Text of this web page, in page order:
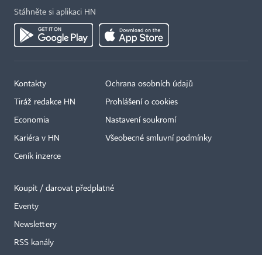
Stáhněte si aplikaci HN
Kontakty
Tiráž redakce HN
Economia
Kariéra v HN
Ceník inzerce
Ochrana osobních údajů
Prohlášení o cookies
Nastavení soukromí
Všeobecné smluvní podmínky
Koupit / darovat předplatné
Eventy
Newslettery
RSS kanály